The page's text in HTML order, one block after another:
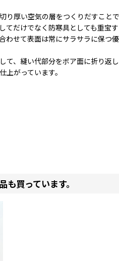
厚い空気の層をつくりだすことで
だけでなく防寒具としても重宝す
せて表面は常にサラサラに保つ優
、縫い代部分をボア面に折り返し
がっています。
買っています。